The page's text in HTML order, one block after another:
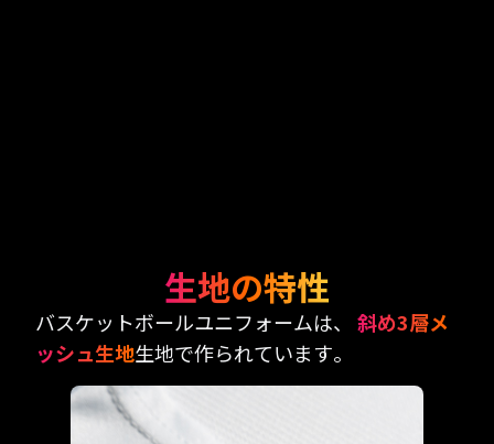
生地の特性
バスケットボールユニフォームは、 斜め3層メ
ッシュ生地生地で作られています。